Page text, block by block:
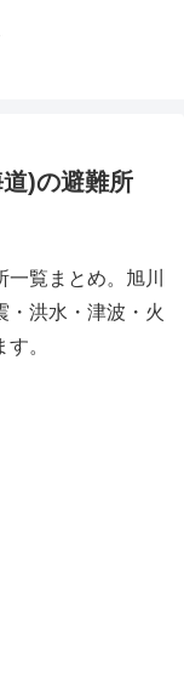
)の避難所
覧まとめ。旭川
・洪水・津波・火
。